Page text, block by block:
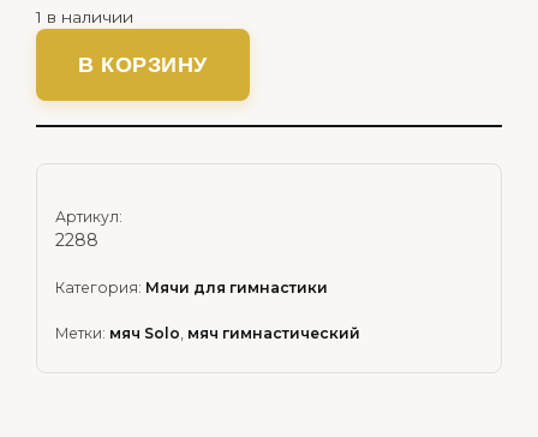
1 в наличии
В КОРЗИНУ
Артикул:
2288
Категория: Мячи для гимнастики
Метки: мяч Solo, мяч гимнастический